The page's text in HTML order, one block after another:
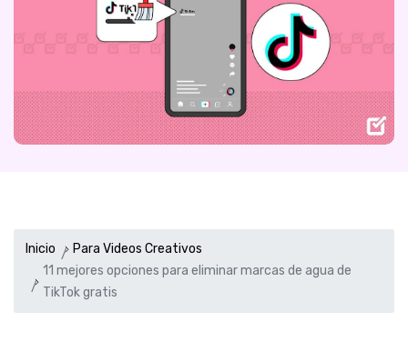
Inicio
Para Videos Creativos
11 mejores opciones para eliminar marcas de agua de
TikTok gratis